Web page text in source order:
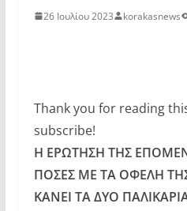
26 Ιουλίου 2023 korakasnews
Thank you for reading
subscribe!
Η ΕΡΩΤΗΣΗ ΤΗΣ
ΠΟΣΕΣ ΜΕ ΤΑ ΟΦΕΛΗ ΤΗΣ
ΚΑΝΕΙ ΤΑ ΔΥΟ